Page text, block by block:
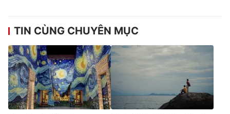
TIN CÙNG CHUYÊN MỤC